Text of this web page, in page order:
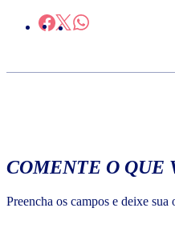
COMENTE O QUE
Preencha os campos e deixe